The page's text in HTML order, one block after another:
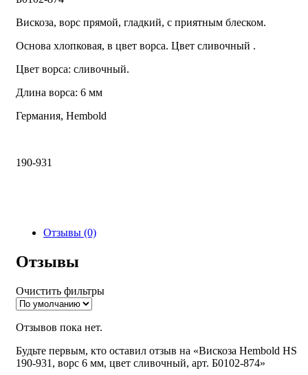
Вискоза, ворс прямой, гладкий, с приятным блеском.
Основа хлопковая, в цвет ворса. Цвет сливочный .
Цвет ворса: сливочный.
Длина ворса: 6 мм
Германия, Hembold
190-931
Отзывы (0)
Отзывы
Очистить фильтры
Отзывов пока нет.
Будьте первым, кто оставил отзыв на «Вискоза Hembold HS
190-931, ворс 6 мм, цвет сливочный, арт. Б0102-874»